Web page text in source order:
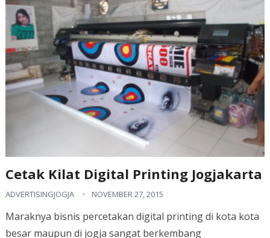
Cetak Kilat Digital Printing Jogjakarta
ADVERTISINGJOGJA NOVEMBER 27, 2015
Maraknya bisnis percetakan digital printing di kota kota
besar maupun di jogja sangat berkembang